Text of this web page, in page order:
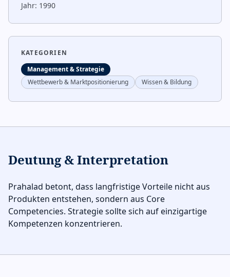
Jahr: 1990
KATEGORIEN
Management & Strategie
Wettbewerb & Marktpositionierung
Wissen & Bildung
Deutung & Interpretation
Prahalad betont, dass langfristige Vorteile nicht aus
Produkten entstehen, sondern aus Core
Competencies. Strategie sollte sich auf einzigartige
Kompetenzen konzentrieren.